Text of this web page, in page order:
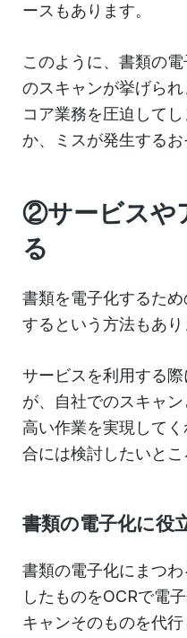
ースもあります。
このように、書類の
のスキャンが挙げら
コア業務を圧迫して
か、ミスが発生するお
②サービスや
る
書類を電子化するた
するという方法もあり
サービスを利用する
が、自社でのスキャ
高い作業を実現して
合には検討したいとこ
書類の電子化に役
書類の電子化にまつ
したものをOCRで電
キャンそのものを代